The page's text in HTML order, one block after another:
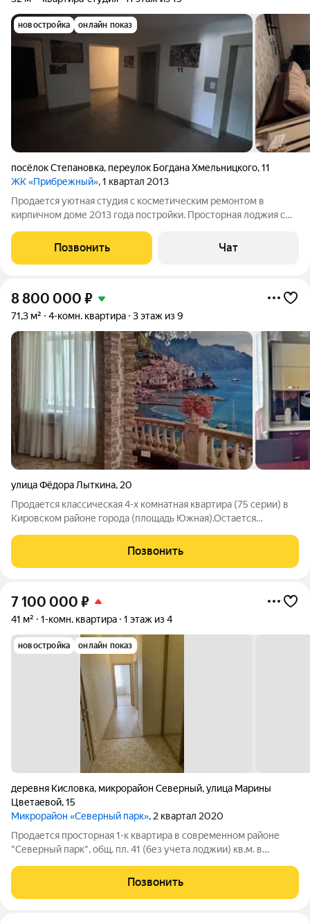
новостройка онлайн показ
посёлок Степановка, переулок Богдана Хмельницкого,11
ЖК «Прибрежный», 1 квартал 2013
Продается уютная студия с косметическим ремонтом в
кирпичном доме 2013 года постройки. Просторная лоджия с
комфорта. В квартире установлены шкафы и холодильник, что
обеспечивает удобство
Позвонить Чат
8 800 000 ₽
71,3 м² 4-комн. квартира 3 этаж из 9
улица Фёдора Лыткина, 20
Продается классическая 4-х комнатная квартира (75 серии) в
Кировском районе города (площадь Южная).Остается
комнате, спальный гарнитур, мебель в прихожей. Рядом
стадион и лес (в 50 метрах от
Позвонить
7 100 000 ₽
41 м² 1-комн. квартира 1 этаж из 4
новостройка онлайн показ
деревня Кисловка, микрорайон Северный,улица Марины
Цветаевой,15
Микрорайон «Северный парк», 2 квартал 2020
Продается просторная 1-к квартира в современном районе
"Северный парк", общ. пл. 41 (без учета лоджии) кв.м. в
сделан современный ремонт, с применение качественных
материалов. При желании,
Позвонить